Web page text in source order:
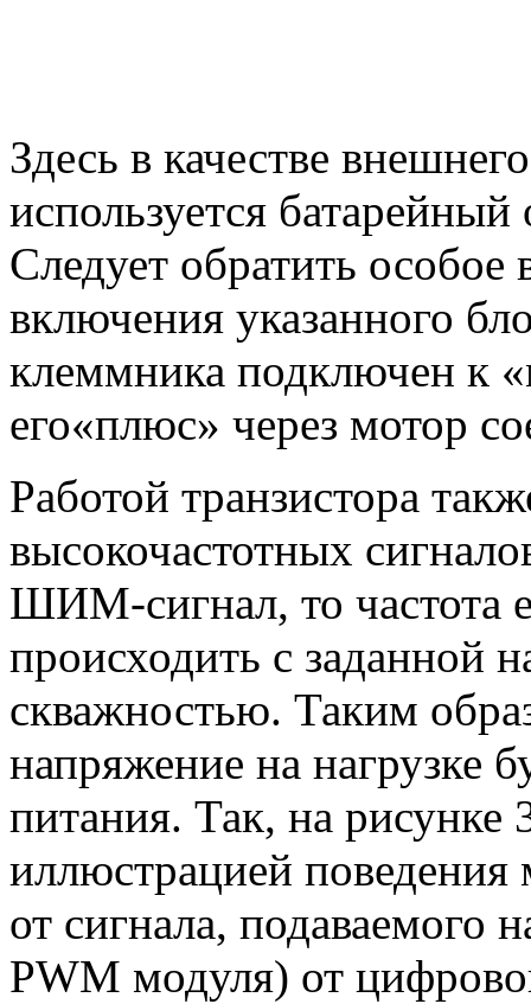
Здесь в качестве
используется
Следует обратить
включения указанного
клеммника подключен к
его«плюс» через мотор
Работой транзистора
высокочастотных
ШИМ-сигнал, то частота
происходить с заданной
скважностью. Таким
напряжение на нагрузке
питания. Так, на рисунке
иллюстрацией поведения
от сигнала, подаваемого
PWM модуля) от